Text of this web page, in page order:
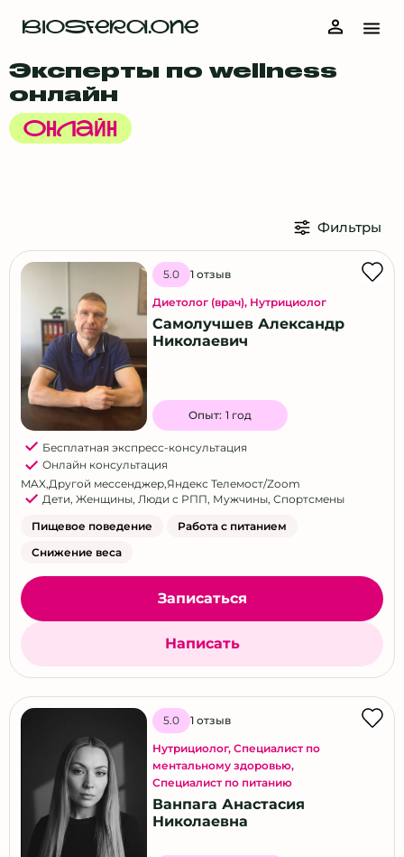
BIOSFERA.ONE
Эксперты по wellness
онлайн
Онлайн
Фильтры
5.0 1 отзыв
Диетолог (врач), Нутрициолог
Самолучшев Александр
Николаевич
Опыт: 1 год
Бесплатная экспресс-консультация
Онлайн консультация
MAX,Другой мессенджер,Яндекс Телемост/Zoom
Дети, Женщины, Люди с РПП, Мужчины, Спортсмены
Пищевое поведение
Работа с питанием
Снижение веса
Записаться
Написать
5.0 1 отзыв
Нутрициолог, Специалист по
ментальному здоровью,
Специалист по питанию
Ванпага Анастасия
Николаевна